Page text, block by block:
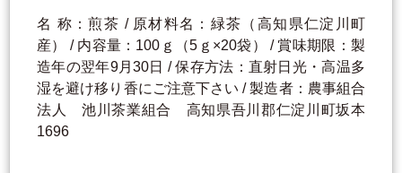
名 称：煎茶 / 原材料名：緑茶（高知県仁淀川町
産） / 内容量：100ｇ（5ｇ×20袋） / 賞味期限：製
造年の翌年9月30日 / 保存方法：直射日光・高温多
湿を避け移り香にご注意下さい / 製造者：農事組合
法人 池川茶業組合 高知県吾川郡仁淀川町坂本
1696